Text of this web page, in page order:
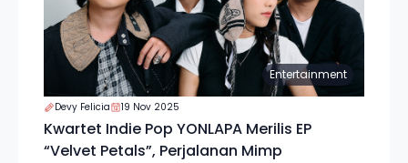
Entertainment
Devy Felicia 19 Nov 2025
Kwartet Indie Pop YONLAPA Merilis EP
“Velvet Petals”, Perjalanan Mimp